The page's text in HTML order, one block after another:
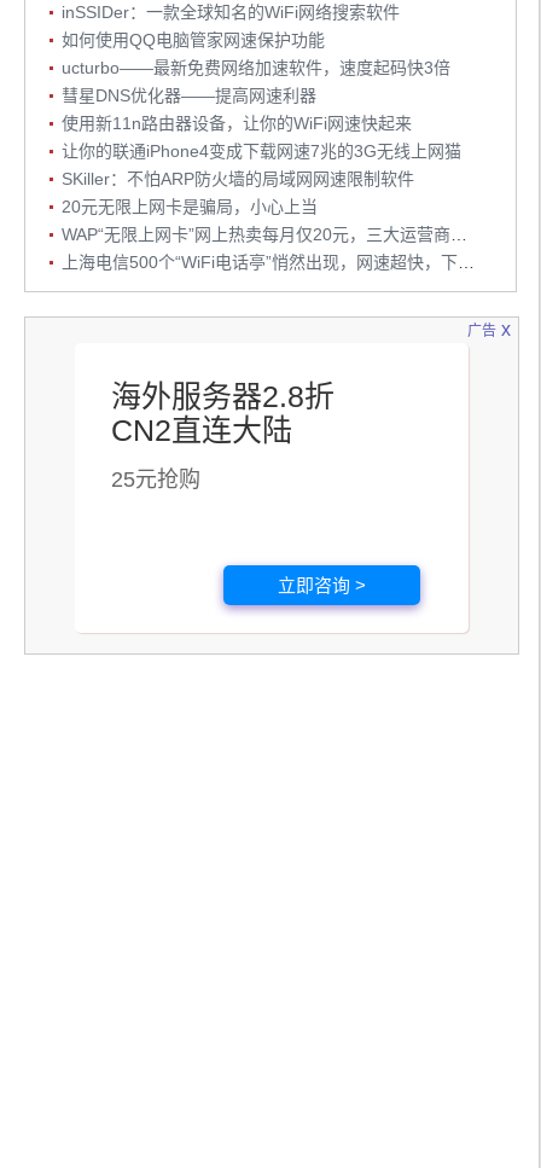
inSSIDer：一款全球知名的WiFi网络搜索软件
如何使用QQ电脑管家网速保护功能
ucturbo——最新免费网络加速软件，速度起码快3倍
彗星DNS优化器——提高网速利器
使用新11n路由器设备，让你的WiFi网速快起来
让你的联通iPhone4变成下载网速7兆的3G无线上网猫
SKiller：不怕ARP防火墙的局域网网速限制软件
20元无限上网卡是骗局，小心上当
广告
海外服务器2.8折
CN2直连大陆
25元抢购
立即咨询 >
x